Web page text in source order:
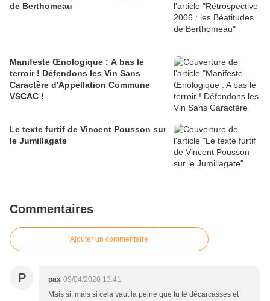
de Berthomeau
Manifeste Œnologique : A bas le
terroir ! Défendons les Vin Sans
Caractère d'Appellation Commune
VSCAC !
Le texte furtif de Vincent Pousson sur
le Jumillagate
Commentaires
Ajouter un commentaire
P pax 09/04/2020 13:41
Mais si, mais si cela vaut la peine que tu te décarcasses et